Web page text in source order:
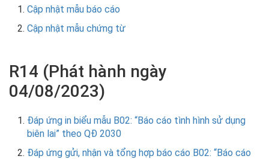
Cập nhật mẫu báo cáo
Cập nhật mẫu chứng từ
R14 (Phát hành ngày
04/08/2023)
Đáp ứng in biểu mẫu B02: “Báo cáo tình hình sử dụng
biên lai” theo QĐ 2030
Đáp ứng gửi, nhận và tổng hợp báo cáo B02: “Báo cáo